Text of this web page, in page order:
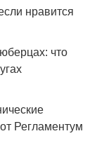
нравится
что
Регламентум